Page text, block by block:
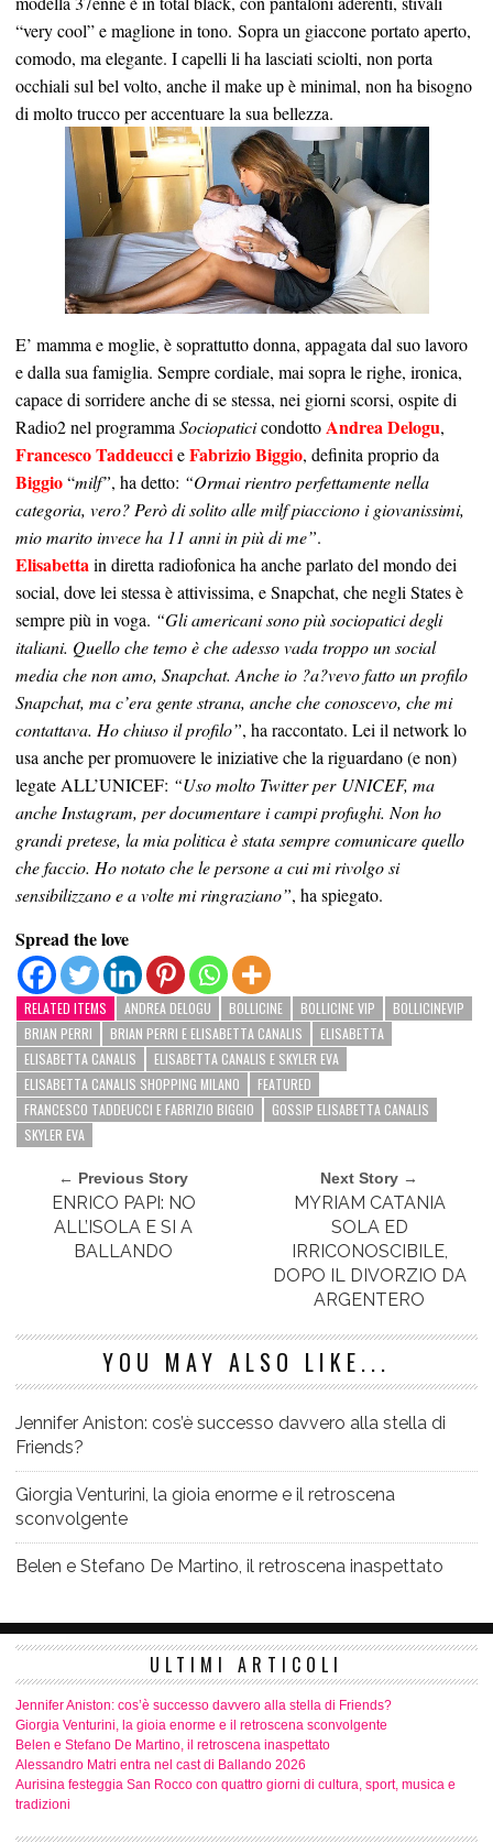
“very cool” e maglione in tono. Sopra un giaccone portato aperto,
comodo, ma elegante. I capelli li ha lasciati sciolti, non porta
occhiali sul bel volto, anche il make up è minimal, non ha bisogno
di molto trucco per accentuare la sua bellezza.
E’ mamma e moglie, è soprattutto donna, appagata dal suo lavoro
e dalla sua famiglia. Sempre cordiale, mai sopra le righe, ironica,
capace di sorridere anche di se stessa, nei giorni scorsi, ospite di
Radio2 nel programma Sociopaticicondotto Andrea Delogu,
Francesco TaddeuccieFabrizio Biggio, definita proprio da
Biggio“milf”, ha detto: “Ormai rientro perfettamente nella
categoria, vero? Però di solito alle milf piacciono i giovanissimi,
mio marito invece ha 11 anni in più di me”.
Elisabetta in diretta radiofonica ha anche parlato del mondo dei
social, dove lei stessa è attivissima, e Snapchat, che negli States è
sempre più in voga. “Gli americani sono più sociopatici degli
italiani. Quello che temo è che adesso vada troppo un social
media che non amo, Snapchat. Anche io ?a?vevo fatto un profilo
Snapchat, ma c’era gente strana, anche che conoscevo, che mi
contattava. Ho chiuso il profilo”, ha raccontato. Lei il network lo
usa anche per promuovere le iniziative che la riguardano (e non)
legate ALL’UNICEF: “Uso molto Twitter per UNICEF, ma
anche Instagram, per documentare i campi profughi. Non ho
grandi pretese, la mia politica è stata sempre comunicare quello
che faccio. Ho notato che le persone a cui mi rivolgo si
sensibilizzano e a volte mi ringraziano”, ha spiegato.
Spread the love
RELATED ITEMS ANDREA DELOGU BOLLICINE BOLLICINE VIP
BOLLICINEVIP
BRIAN PERRI
BRIAN PERRI E ELISABETTA CANALIS
ELISABETTA
ELISABETTA CANALIS
ELISABETTA CANALIS E SKYLER EVA
ELISABETTA CANALIS SHOPPING MILANO
FEATURED
FRANCESCO TADDEUCCI E FABRIZIO BIGGIO
GOSSIP ELISABETTA CANALIS
SKYLER EVA
← Previous Story
ENRICO PAPI: NO
ALL’ISOLA E SI A
BALLANDO
Next Story →
MYRIAM CATANIA
SOLA ED
IRRICONOSCIBILE,
DOPO IL DIVORZIO DA
ARGENTERO
YOU MAY ALSO LIKE...
Jennifer Aniston: cos’è successo davvero alla stella di
Friends?
Giorgia Venturini, la gioia enorme e il retroscena
sconvolgente
Belen e Stefano De Martino, il retroscena inaspettato
ULTIMI ARTICOLI
Jennifer Aniston: cos’è successo davvero alla stella di Friends?
Giorgia Venturini, la gioia enorme e il retroscena sconvolgente
Belen e Stefano De Martino, il retroscena inaspettato
Alessandro Matri entra nel cast di Ballando 2026
Aurisina festeggia San Rocco con quattro giorni di cultura, sport, musica e
tradizioni